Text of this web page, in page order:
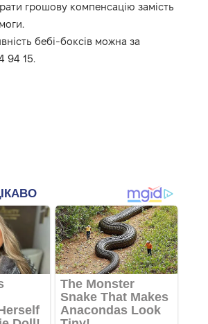
грошову компенсацію замість
бебі-боксів можна за
94 15.